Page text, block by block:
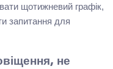
щотижневий графік,
запитання для
не